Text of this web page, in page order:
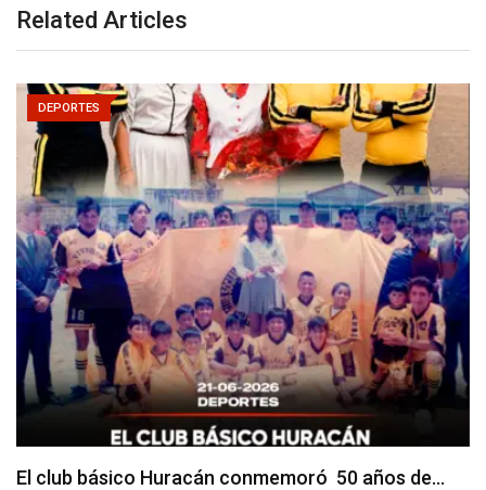
Related Articles
DEPORTES
El club básico Huracán conmemoró 50 años de…